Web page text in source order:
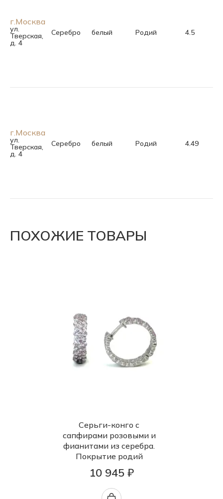
г.Москва
ул.
Тверская,
д. 4
Серебро белый Родий 4.5
г.Москва
ул.
Тверская,
д. 4
Серебро белый Родий 4.49
ПОХОЖИЕ ТОВАРЫ
Серьги-конго с
сапфирами розовыми и
фианитами из серебра.
Покрытие родий
10 945 ₽